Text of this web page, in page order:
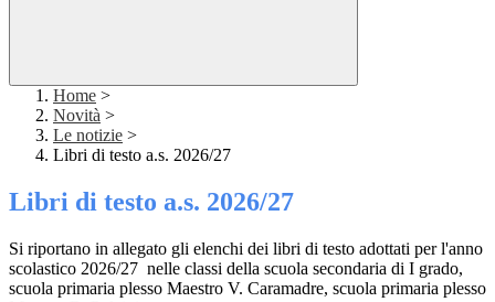
Home >
Novità >
Le notizie >
Libri di testo a.s. 2026/27
Libri di testo a.s. 2026/27
Si riportano in allegato gli elenchi dei libri di testo adottati per l'anno
scolastico 2026/27 nelle classi della scuola secondaria di I grado,
scuola primaria plesso Maestro V. Caramadre, scuola primaria plesso